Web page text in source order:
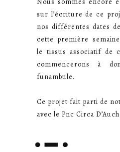
sur l’écriture de ce
nos différentes dates
cette première
le tissus associatif de
commencerons à
funambule.
Ce projet fait parti de
avec le Pnc Circa D’Auch.